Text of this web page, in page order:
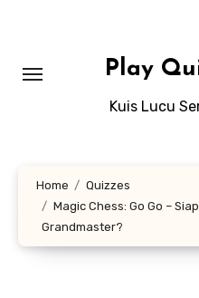
Play
Kuis Lucu
Home
Quizzes
Magic Chess: Go Go –
Grandmaster?